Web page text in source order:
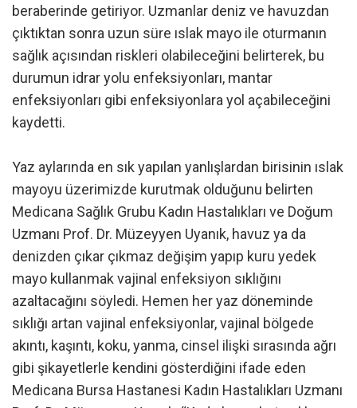
beraberinde getiriyor. Uzmanlar deniz ve havuzdan
çıktıktan sonra uzun süre ıslak mayo ile oturmanın
sağlık açısından riskleri olabileceğini belirterek, bu
durumun idrar yolu enfeksiyonları, mantar
enfeksiyonları gibi enfeksiyonlara yol açabileceğini
kaydetti.
Yaz aylarında en sık yapılan yanlışlardan birisinin ıslak
mayoyu üzerimizde kurutmak olduğunu belirten
Medicana Sağlık Grubu Kadın Hastalıkları ve Doğum
Uzmanı Prof. Dr. Müzeyyen Uyanık, havuz ya da
denizden çıkar çıkmaz değişim yapıp kuru yedek
mayo kullanmak vajinal enfeksiyon sıklığını
azaltacağını söyledi. Hemen her yaz döneminde
sıklığı artan vajinal enfeksiyonlar, vajinal bölgede
akıntı, kaşıntı, koku, yanma, cinsel ilişki sırasında ağrı
gibi şikayetlerle kendini gösterdiğini ifade eden
Medicana Bursa Hastanesi Kadın Hastalıkları Uzmanı